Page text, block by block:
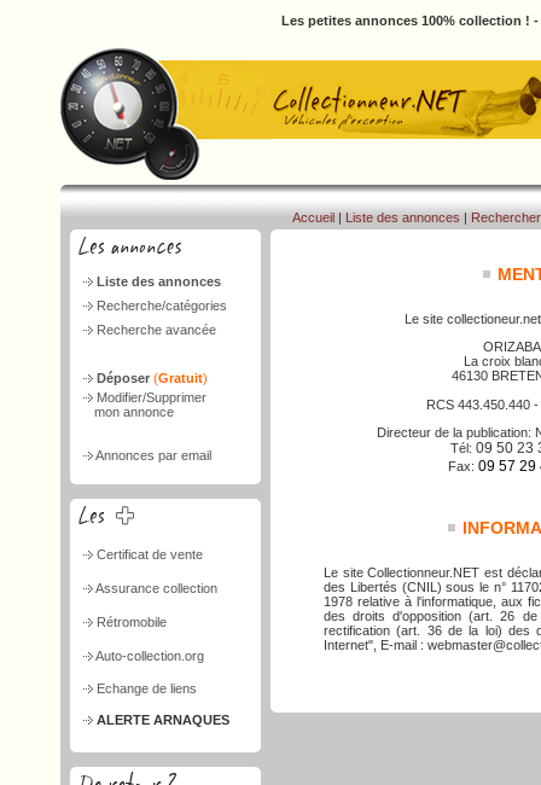
Les petites annonces 100% collection !
Liste des annonces
Recherche/catégories
Recherche avancée
Déposer (Gratuit)
Modifier/Supprimer
mon annonce
Annonces par email
Certificat de vente
Assurance collection
Rétromobile
Auto-collection.org
Echange de liens
ALERTE ARNAQUES
Accueil | Liste des annonces | Rechercher
Le site
ORIZABA
La croix
46130
RCS 443.450.440
Directeur de la publication:
Tél: 09 50 23
Fax: 09 57 29
Le site Collectionneur.NET est
des Libertés (CNIL) sous le n°
1978 relative à l'informatique, aux
des droits d'opposition (art. 26
rectification (art. 36 de la loi) des
Internet", E-mail :